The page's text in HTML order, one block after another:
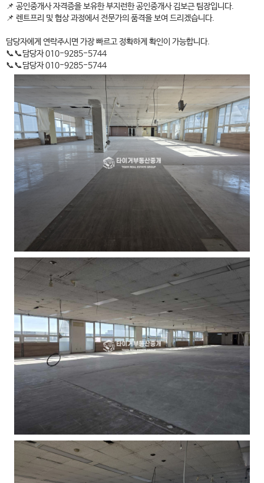
📌 공인중개사 자격증을 보유한 부지런한 공인중개사 김보근 팀장입니다.
📌 렌트프리 및 협상 과정에서 전문가의 품격을 보여 드리겠습니다.
담당자에게 연락주시면 가장 빠르고 정확하게 확인이 가능합니다.
📞📞담당자 010-9285-5744
📞📞담당자 010-9285-5744